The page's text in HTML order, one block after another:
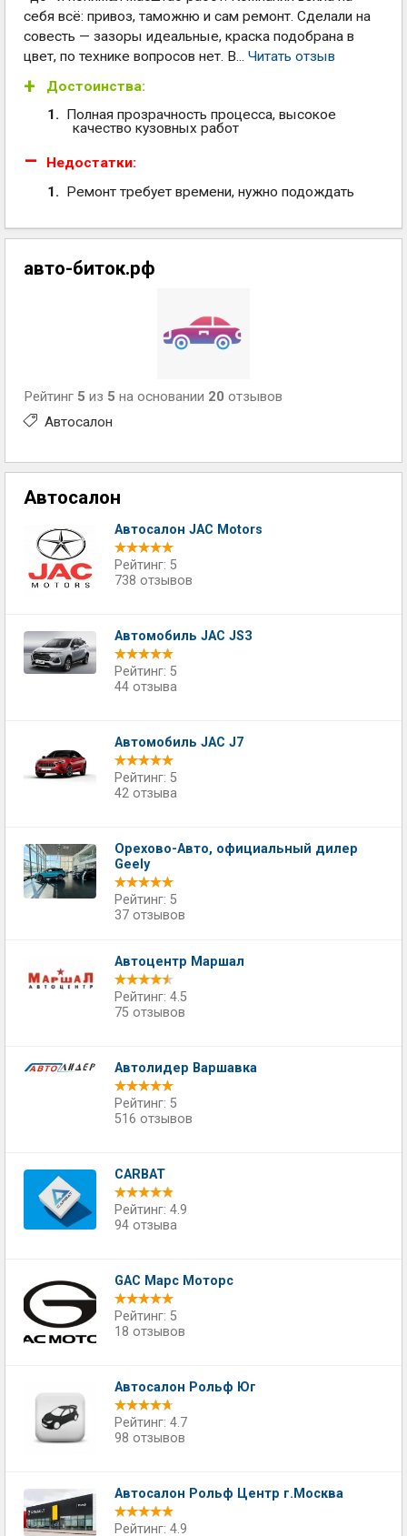
себя всё: привоз, таможню и сам ремонт. Сделали на
совесть — зазоры идеальные, краска подобрана в
цвет, по технике вопросов нет. В... Читать отзыв
Достоинства:
Полная прозрачность процесса, высокое
качество кузовных работ
Недостатки:
Ремонт требует времени, нужно подождать
авто-биток.рф
Рейтинг 5 из 5 на основании 20 отзывов
Автосалон
Автосалон
Автосалон JAC Motors
Рейтинг: 5
738 отзывов
Автомобиль JAC JS3
Рейтинг: 5
44 отзыва
Автомобиль JAC J7
Рейтинг: 5
42 отзыва
Орехово-Авто, официальный дилер
Geely
Рейтинг: 5
37 отзывов
Автоцентр Маршал
Рейтинг: 4.5
75 отзывов
Автолидер Варшавка
Рейтинг: 5
516 отзывов
CARBAT
Рейтинг: 4.9
94 отзыва
GAC Марс Моторс
Рейтинг: 5
18 отзывов
Автосалон Рольф Юг
Рейтинг: 4.7
98 отзывов
Автосалон Рольф Центр г.Москва
Рейтинг: 4.9